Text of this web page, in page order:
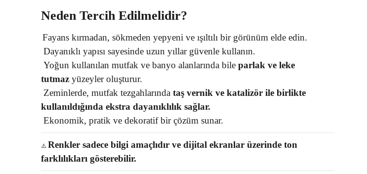
Neden Tercih Edilmelidir?
Fayans kırmadan, sökmeden yepyeni ve ışıltılı bir görünüm elde edin.
Dayanıklı yapısı sayesinde uzun yıllar güvenle kullanın.
Yoğun kullanılan mutfak ve banyo alanlarında bile parlak ve leke
tutmaz yüzeyler oluşturur.
Zeminlerde, mutfak tezgahlarında taş vernik ve katalizör ile birlikte
kullanıldığında ekstra dayanıklılık sağlar.
Ekonomik, pratik ve dekoratif bir çözüm sunar.
⚠️ Renkler sadece bilgi amaçlıdır ve dijital ekranlar üzerinde ton
farklılıkları gösterebilir.